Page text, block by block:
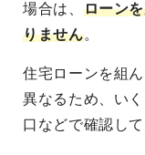
場合は、 ローン
りません。
住宅ローンを組
異なるため、い
口などで確認し